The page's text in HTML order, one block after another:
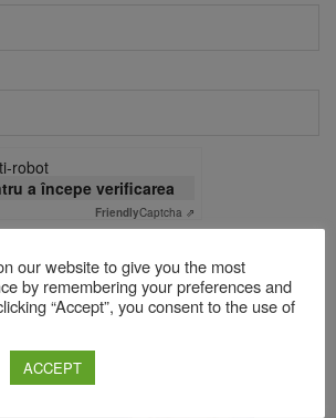
robot
a începe verificarea
FriendlyCaptcha ⇗
pentru a reduce spamul.Află cum
comentariilor tale
our website to give you the most
by remembering your preferences and
“Accept”, you consent to the use of
ACCEPT